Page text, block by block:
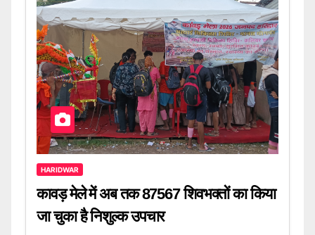
HARIDWAR
कावड़ मेले में अब तक 87567 शिवभक्तों का किया
जा चुका है निशुल्क उपचार